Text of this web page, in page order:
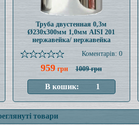
Труба двустенная 0,3м
Ø230x300мм 1,0мм AISI 201
нержавейка/ нержавейка
Коментарів: 0
959 грн 1009 грн
товари